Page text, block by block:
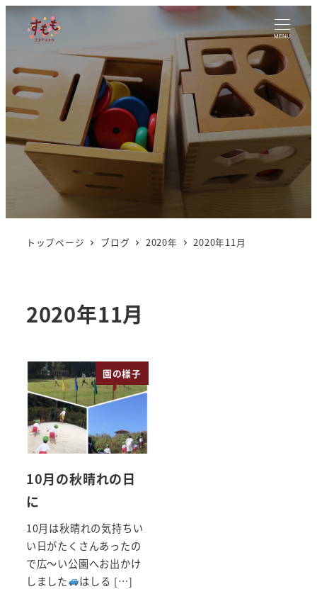
MENU
トップページ ブログ 2020年 2020年11月
2020年11月
園の様子
10月の秋晴れの日
に
10月は秋晴れの気持ちい
い日がたくさんあったの
で広～い公園へお出かけ
しました
はしる […]